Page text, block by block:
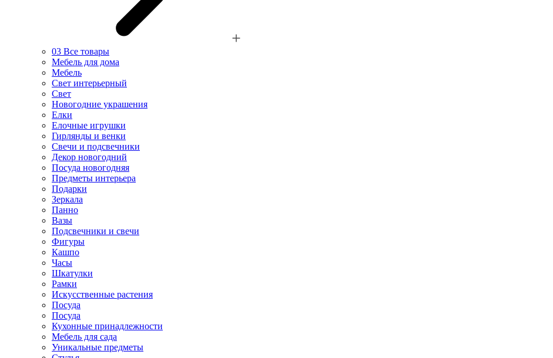
03 Все товары
Мебель для дома
Мебель
Свет интерьерный
Свет
Новогодние украшения
Елки
Елочные игрушки
Гирлянды и венки
Свечи и подсвечники
Декор новогодний
Посуда новогодняя
Предметы интерьера
Подарки
Зеркала
Панно
Вазы
Подсвечники и свечи
Фигуры
Кашпо
Часы
Шкатулки
Рамки
Искусственные растения
Посуда
Посуда
Кухонные принадлежности
Мебель для сада
Уникальные предметы